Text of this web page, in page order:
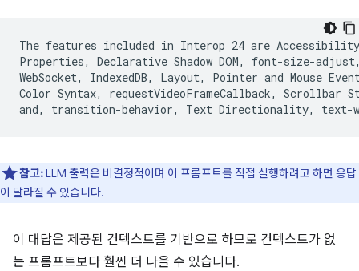
The features included in Interop 24 are Accessibility,
Properties, Declarative Shadow DOM, font-size-adjust,
WebSocket, IndexedDB, Layout, Pointer and Mouse
Color Syntax, requestVideoFrameCallback, Scrollbar
참고:LLM 출력은 비결정적이며 이 프롬프트를 직접 실행하려고 하면 응답
이 달라질 수 있습니다.
이 대답은 제공된 컨텍스트를 기반으로 하므로 컨텍스트가 없
는 프롬프트보다 훨씬 더 나을 수 있습니다.